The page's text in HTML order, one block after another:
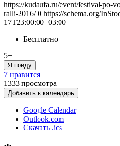
https://kudaufa.ru/event/festival-po-
ralli-2016/ 0 https://schema.org/
17T23:00:00+03:00
Бесплатно
5+
Я пойду
7 нравится
1333 просмотра
Добавить в календарь
Google Calendar
Outlook.com
Скачать .ics